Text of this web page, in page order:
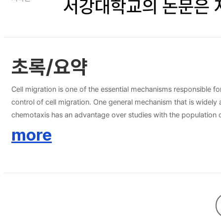
서강대학교의 논문은
초록/요약
Cell migration is one of the essential mechanisms responsible
control of cell migration. One general mechanism that is
chemotaxis has an advantage over studies with the
cells in providing a clearer observation of cell migration,
more